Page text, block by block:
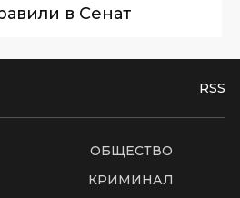
в Сенат
RSS
ОБЩЕСТВО
КРИМИНАЛ